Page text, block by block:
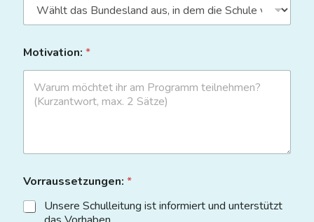
Motivation: *
Vorraussetzungen: *
Unsere Schulleitung ist informiert und unterstützt